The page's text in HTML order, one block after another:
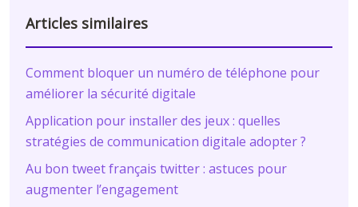
Articles similaires
Comment bloquer un numéro de téléphone pour
améliorer la sécurité digitale
Application pour installer des jeux : quelles
stratégies de communication digitale adopter ?
Au bon tweet français twitter : astuces pour
augmenter l’engagement